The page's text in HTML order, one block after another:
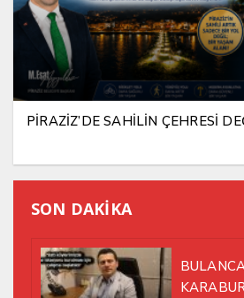
PİRAZİZ’DE SAHİLİN ÇEHRESİ
SON DAKİKA